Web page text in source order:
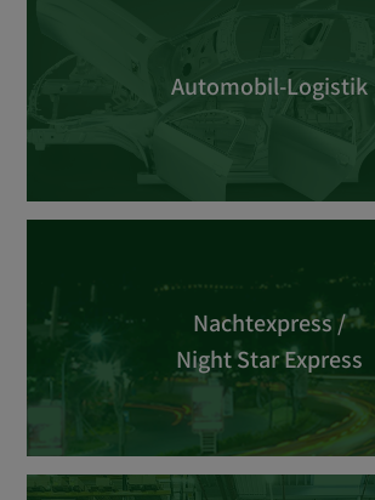
Automobil-Logistik
Nachtexpress /­
Night Star Express